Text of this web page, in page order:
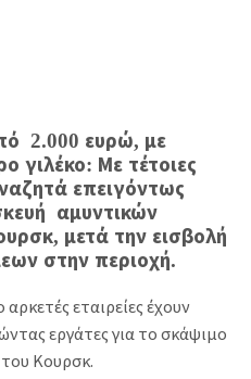
2.000 ευρώ, με
γιλέκο: Με τέτοιες
επειγόντως
αμυντικών
μετά την εισβολή
στην περιοχή.
εταιρείες έχουν
εργάτες για το σκάψιμο
Κουρσκ.